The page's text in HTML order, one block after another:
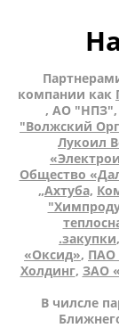
компании как
, АО "НПЗ",
"Волжский
Лукоил
Общество
„Ахтуба,
.закупки,
«Оксид», ПАО
Холдинг, ЗАО
В чилсле